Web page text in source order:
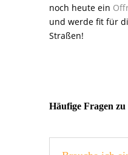
noch heute ein
und werde fit für
Straßen!
Häufige Fragen